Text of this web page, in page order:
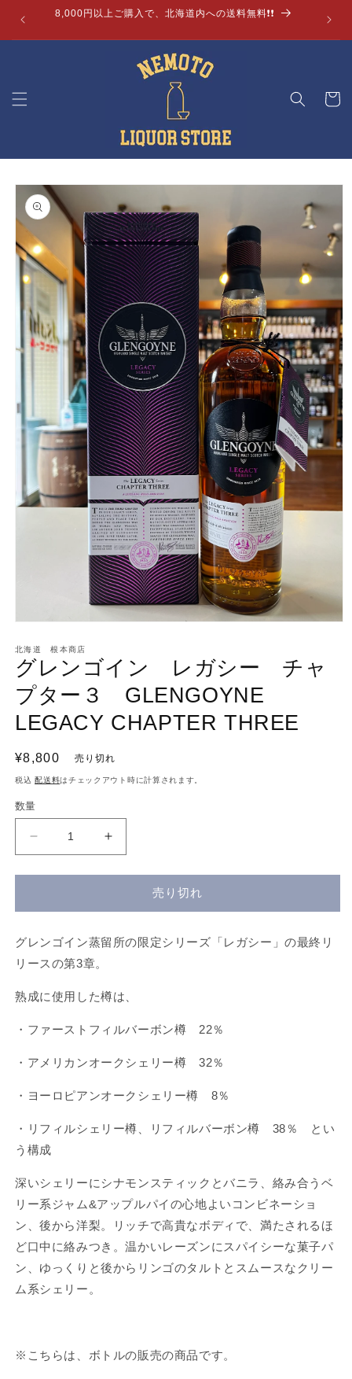
ンツに8,000円以上ご購入で、北海道内への送料無料❗❗
ー
商品情
報にス
キップ
ダ
ル
メ
ィ
(1)
を
開
北海道 根本商店
グレンゴイン レガシー チャ
プター３ GLENGOYNE
LEGACY CHAPTER THREE
通
常
格
¥8,800 売り切れ
税込配送料はチェックアウト時に計算されます。
数量
ン
レ
シ
チ
プ
タ
３
GLENGOYNE
CHAPTER
THREE
の
数
量
を
減
グ
ン
シ
チ
プ
タ
３
CHAPTER
THREE
の
数
量
を
売り切れ
グレンゴイン蒸留所の限定シリーズ「レガシー」の最終リ
リースの第3章。
熟成に使用した樽は、
・ファーストフィルバーボン樽 22％
・アメリカンオークシェリー樽 32％
・ヨーロピアンオークシェリー樽 8％
・リフィルシェリー樽、リフィルバーボン樽 38％ とい
う構成
深いシェリーにシナモンスティックとバニラ、絡み合うベ
リー系ジャム&アップルパイの心地よいコンビネーショ
ン、後から洋梨。リッチで高貴なボディで、満たされるほ
ど口中に絡みつき。温かいレーズンにスパイシーな菓子パ
ン、ゆっくりと後からリンゴのタルトとスムースなクリー
ム系シェリー。
※こちらは、ボトルの販売の商品です。